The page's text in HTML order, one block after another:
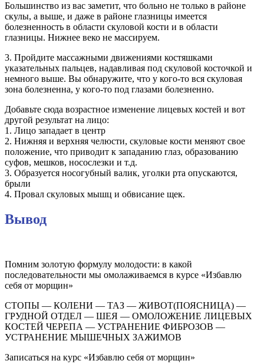
Большинство из вас заметит, что больно не только в районе
скулы, а выше, и даже в районе глазницы имеется
болезненность в области скуловой кости и в области
глазницы. Нижнее веко не массируем.
3. Пройдите массажными движениями костяшками
указательных пальцев, надавливая под скуловой косточкой и
немного выше. Вы обнаружите, что у кого-то вся скуловая
зона болезненна, у кого-то под глазами болезненно.
Добавьте сюда возрастное изменение лицевых костей и вот
другой результат на лицо:
1. Лицо западает в центр
2. Нижняя и верхняя челюсти, скуловые кости меняют свое
положение, что приводит к западанию глаз, образованию
суфов, мешков, носослезки и т.д.
3. Образуется носогубный валик, уголки рта опускаются,
брыли
4. Провал скуловых мышц и обвисание щек.
Вывод
Помним золотую формулу молодости: в какой
последовательности мы омолаживаемся в курсе «Избавлю
себя от морщин»
СТОПЫ — КОЛЕНИ — ТАЗ — ЖИВОТ(ПОЯСНИЦА) —
ГРУДНОЙ ОТДЕЛ — ШЕЯ — ОМОЛОЖЕНИЕ ЛИЦЕВЫХ
КОСТЕЙ ЧЕРЕПА — УСТРАНЕНИЕ ФИБРОЗОВ —
УСТРАНЕНИЕ МЫШЕЧНЫХ ЗАЖИМОВ
Записаться на курс «Избавлю себя от морщин»